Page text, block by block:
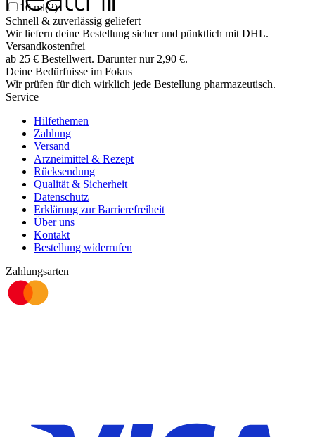
10 ml(2)
Schnell & zuverlässig geliefert
Wir liefern deine Bestellung sicher und pünktlich mit DHL.
Versandkostenfrei
ab 25 € Bestellwert. Darunter nur 2,90 €.
Deine Bedürfnisse im Fokus
Wir prüfen für dich wirklich jede Bestellung pharmazeutisch.
Service
Hilfethemen
Zahlung
Versand
Arzneimittel & Rezept
Rücksendung
Qualität & Sicherheit
Datenschutz
Erklärung zur Barrierefreiheit
Über uns
Kontakt
Bestellung widerrufen
Zahlungsarten